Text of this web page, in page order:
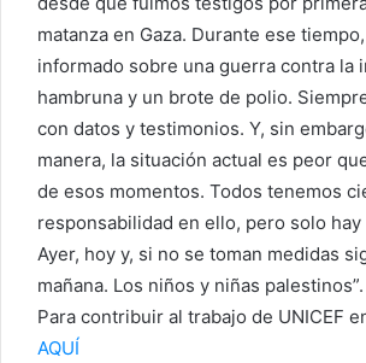
matanza en Gaza. Durante ese
informado sobre una guerra contra la
hambruna y un brote de polio.
con datos y testimonios. Y, sin
manera, la situación actual es peor
de esos momentos. Todos tenemos
responsabilidad en ello, pero solo hay
Ayer, hoy y, si no se toman medidas
mañana. Los niños y niñas palestinos”.
Para contribuir al trabajo de UNICEF
AQUÍ